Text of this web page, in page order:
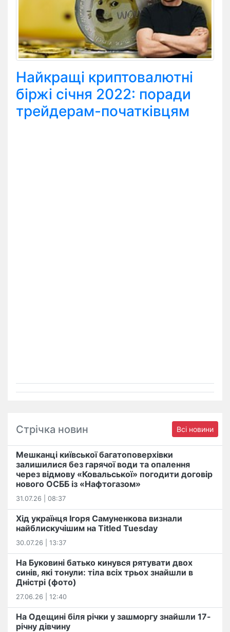
Найкращі криптовалютні
біржі січня 2022: поради
трейдерам-початківцям
Стрічка новин Всі новини
Мешканці київської багатоповерхівки
залишилися без гарячої води та опалення
через відмову «Ковальської» погодити договір
нового ОСББ із «Нафтогазом»
31.07.26 | 08:37
Хід українця Ігоря Самуненкова визнали
найблискучішим на Titled Tuesday
30.07.26 | 13:37
На Буковині батько кинувся рятувати двох
синів, які тонули: тіла всіх трьох знайшли в
Дністрі (фото)
27.06.26 | 12:40
На Одещині біля річки у зашморгу знайшли 17-
річну дівчину